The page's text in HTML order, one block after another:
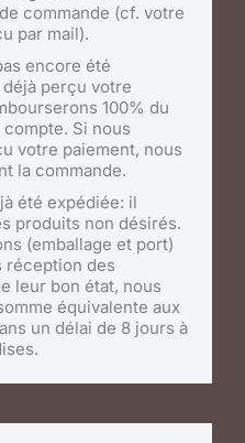
commande (cf. votre
par mail).
encore été
perçu votre
100% du
Si nous
votre paiement, nous
la commande.
été expédiée: il
produits non désirés.
(emballage et port)
réception des
leur bon état, nous
équivalente aux
un délai de 8 jours à